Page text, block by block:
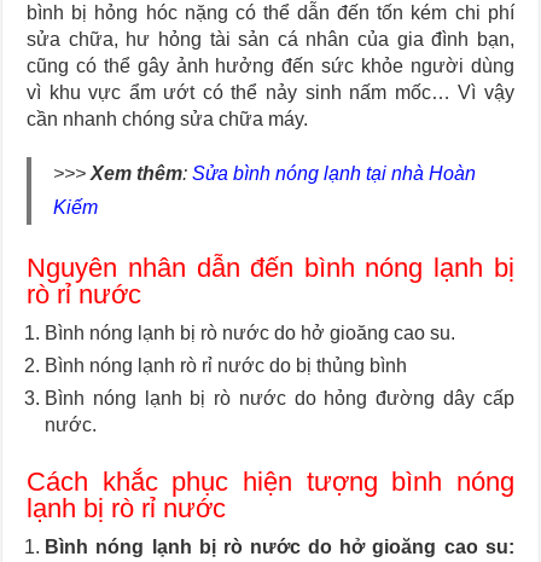
bình bị hỏng hóc nặng có thể dẫn đến tốn kém chi phí
sửa chữa, hư hỏng tài sản cá nhân của gia đình bạn,
cũng có thể gây ảnh hưởng đến sức khỏe người dùng
vì khu vực ẩm ướt có thể nảy sinh nấm mốc… Vì vậy
cần nhanh chóng sửa chữa máy.
>>>Xem thêm:Sửa bình nóng lạnh tại nhà Hoàn
Kiếm
Nguyên nhân dẫn đến bình nóng lạnh bị
rò rỉ nước
Bình nóng lạnh bị rò nước do hở gioăng cao su.
Bình nóng lạnh rò rỉ nước do bị thủng bình
Bình nóng lạnh bị rò nước do hỏng đường dây cấp
nước.
Cách khắc phục hiện tượng bình nóng
lạnh bị rò rỉ nước
Bình nóng lạnh bị rò nước do hở gioăng cao su: